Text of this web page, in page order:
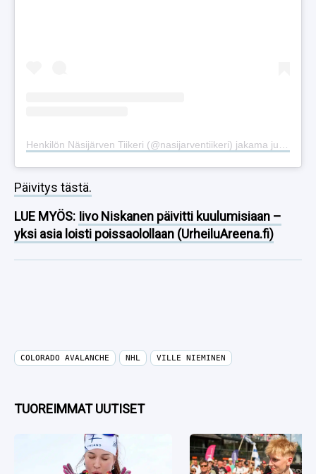
Päivitys tästä.
LUE MYÖS: Iivo Niskanen päivitti kuulumisiaan –
yksi asia loisti poissaolollaan (UrheiluAreena.fi)
COLORADO AVALANCHE NHL VILLE NIEMINEN
TUOREIMMAT UUTISET